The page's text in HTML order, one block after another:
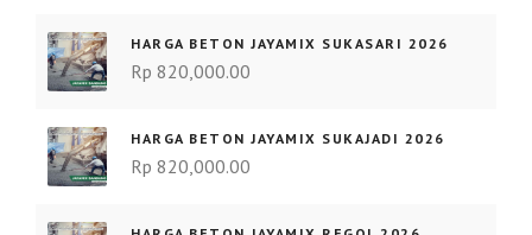
HARGA BETON JAYAMIX SUKASARI 2026
Rp 820,000.00
HARGA BETON JAYAMIX SUKAJADI 2026
Rp 820,000.00